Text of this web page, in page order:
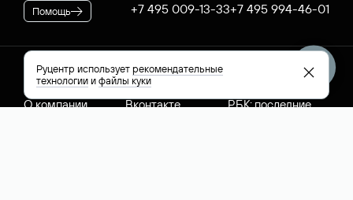
Помощь +7 495 009-13-33+7 495 994-46-01
Руцентр
О компании
Социальные сети
Вконтакте
РБК: последние
Руцентр используетрекомендательные
технологииифайлы куки